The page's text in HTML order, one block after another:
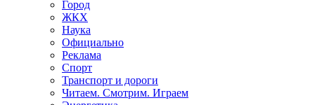
Город
ЖКХ
Наука
Официально
Реклама
Спорт
Транспорт и дороги
Читаем. Смотрим. Играем